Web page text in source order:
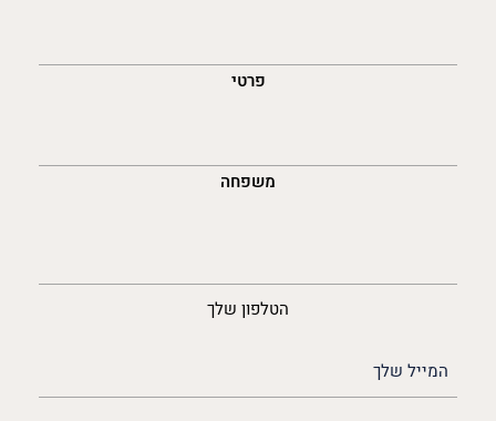
פרטי
משפחה
הטלפון שלך
(חובה)